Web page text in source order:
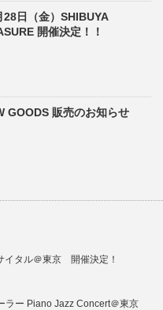
日（金）SHIBUYA
開催決定！！
GOODS 販売のお知らせ
イタル＠東京 開催決定！
ラー Piano Jazz Concert＠東京